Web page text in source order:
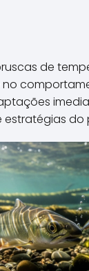
de
estratégias do